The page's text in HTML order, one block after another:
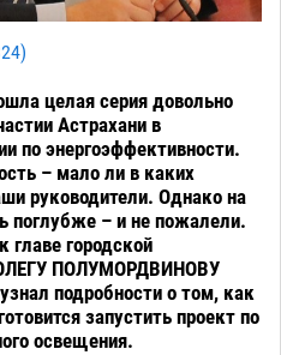
)
целая серия довольно
Астрахани в
по энергоэффективности.
– мало ли в каких
руководители. Однако на
поглубже – и не пожалели.
главе городской
ОЛЕГУ ПОЛУМОРДВИНОВУ
подробности о том, как
запустить проект по
освещения.